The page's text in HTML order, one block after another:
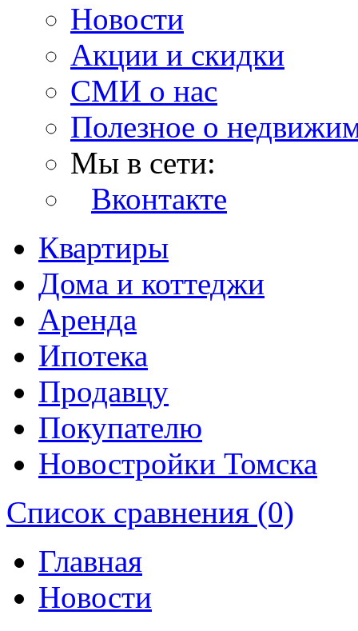
Новости
Акции и скидки
СМИ о нас
Полезное о
Мы в сети:
Вконтакте
Квартиры
Дома и коттеджи
Аренда
Ипотека
Продавцу
Покупателю
Новостройки Томска
Список сравнения (0)
Главная
Новости